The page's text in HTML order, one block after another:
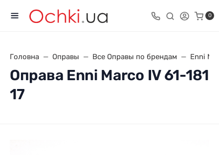
0
Головна Оправы Все Оправы по брендам Enni
Оправа Enni Marco IV 61-181
17